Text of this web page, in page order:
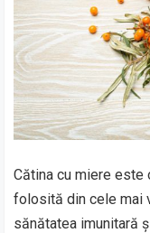
Cătina cu miere este
folosită din cele mai
sănătatea imunitară